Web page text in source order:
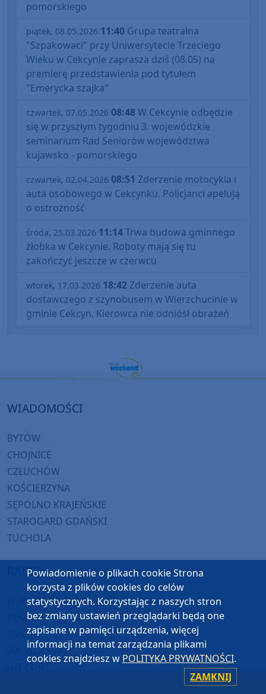
pomorskiego
piątek, 08.05.2026 11:40 Grupa teatralna
"Szpakowaci" przy Uniwersytecie Trzeciego
Wieku w Cekcynie zaprasza dziś (08.05) na
premierę przedstawienia pod tytułem
"Emerycka szajka"
czwartek, 07.05.2026 08:48W Cekcynie odbędzie
się w przyszłym tygodniu 3. wojewódzkie
seminarium Rad Seniorów województwa
kujawsko - pomorskiego
czwartek, 02.04.2026 08:51 Zderzenie motocykla i
auta osobowego w Cekcynku. Policjanci apelują
o ostrożność
środa, 25.03.2026 11:14Trwa budowa gminnego
żłobka w Cekcynie. Roboty mają się tu
zakończyć jeszcze w czerwcu
wtorek, 17.03.2026 18:42 Zderzenie auta
dostawczego z szynobusem w Wierzchucinie w
gminie Cekcyn. Kierowca nie odniósł obrażeń
WIADOMOŚCI
BYTÓW
CHOJNICE
CZŁUCHÓW
KOŚCIERZYNA
SĘPÓLNO KRAJEŃSKIE
STAROGARD GDAŃSKI
TUCHOLA
RADIO
O WEEKEND FM
REKLAMA
ZASIĘG
JAK SŁUCHAĆ?
Powiadomienie o plikach cookie Strona
korzysta z plików cookies do celów
statystycznych. Korzystając z naszych stron
bez zmiany ustawień przeglądarki będą one
zapisane w pamięci urządzenia, więcej
informacji na temat zarządzania plikami
cookies znajdziesz w POLITYKA PRYWATNOŚCI.
ZAMKNIJ